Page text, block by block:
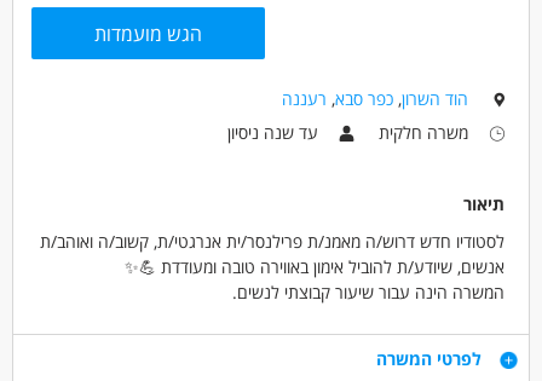
עבודה ללא ניסיון
משרה חלקית
חיילים משוחרריםהגש מועמדות
הוד השרון,כפר סבא, רעננה
משרה חלקית
עד שנה ניסיון
תיאור
לסטודיו חדש דרוש/ה מאמנ/ת פרילנסר/ית אנרגטי/ת, קשוב/ה ואוהב/ת
אנשים, שיודע/ת להוביל אימון באווירה טובה ומעודדת 💪✨
המשרה הינה עבור שיעור קבוצתי לנשים.
דרישות
לפרטי המשרה